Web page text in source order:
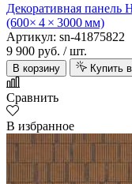
Декоративная
(600× 4 × 3000 мм)
Артикул: sn-41875822
9 900 руб. / шт.
В корзину Купить
Сравнить
В избранное